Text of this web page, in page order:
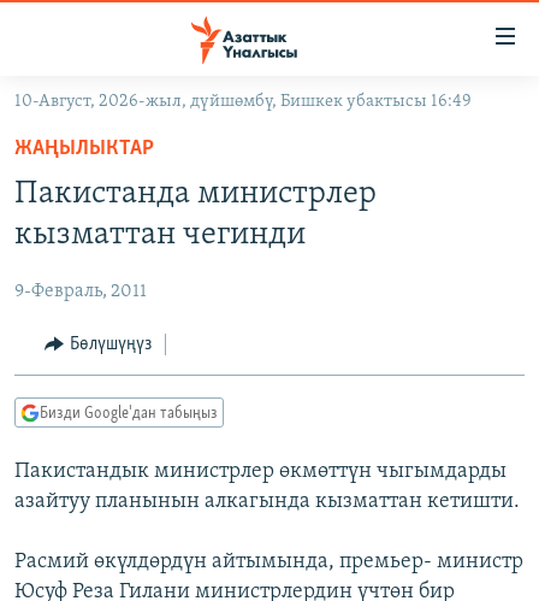
Навигацияга
өтүңүз
Издөөгө
салыңыз
ЭКОНОМИКА
МАДАНИЯТ
БОРБОР АЗИЯ
АТАЙЫН ИЛИКТӨӨ
ТВ ПРОГРАММАЛАР
ЭКСПЕРТТЕР ТАЛДАЙТ
БИЗ ЖАНА ДҮЙНӨ
ДАНИСТЕ
ЭЖЕ-СИҢДИЛЕР
ӨЗГӨЧӨ ПИКИР
Русский
ОНЛАЙН ШЕРИНЕ
10-Август, 2026-жыл, дүйшөмбү, Бишкек убактысы 16:49
ЖАҢЫЛЫКТАР
Пакистанда министрлер
кызматтан чегинди
9-Февраль, 2011
Бөлүшүңүз
Бизди Google'дан табыңыз
Пакистандык министрлер өкмөттүн чыгымдарды
азайтуу планынын алкагында кызматтан кетишти.
Расмий өкүлдөрдүн айтымында, премьер- министр
Юсуф Реза Гилани министрлердин үчтөн бир